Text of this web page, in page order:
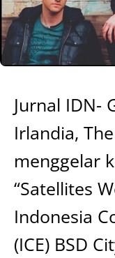
Jurnal IDN-
Irlandia,
menggelar
“Satellites
Indonesia
(ICE) BSD